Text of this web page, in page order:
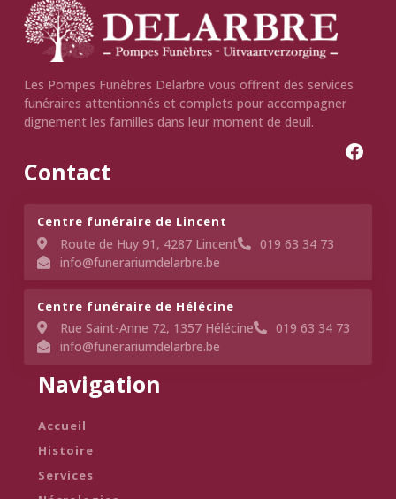
Les Pompes Funèbres Delarbre vous offrent des services
funéraires attentionnés et complets pour accompagner
dignement les familles dans leur moment de deuil.
Navigation
Accueil
Histoire
Services
Contact
Centre funéraire de Lincent​
Route de Huy 91, 4287 Lincent
019 63 34 73
info@funerariumdelarbre.be
Centre funéraire de Hélécine
Rue Saint-Anne 72, 1357 Hélécine
019 63 34 73
info@funerariumdelarbre.be